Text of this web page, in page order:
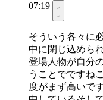
07:19
そういう各々に
中に閉じ込めら
登場人物が自分
うことでですね
度がまず高いで